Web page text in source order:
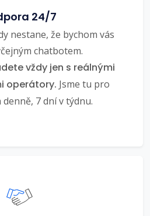
24/7
nestane, že bychom vás
chatbotem.
vždy jen s reálnými
operátory. Jsme tu pro
7 dní v týdnu.